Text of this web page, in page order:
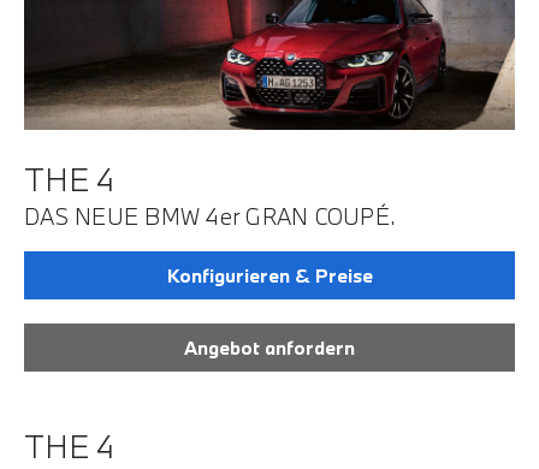
THE 4
DAS NEUE BMW 4er GRAN COUPÉ.
Konfigurieren & Preise
Angebot anfordern
THE 4